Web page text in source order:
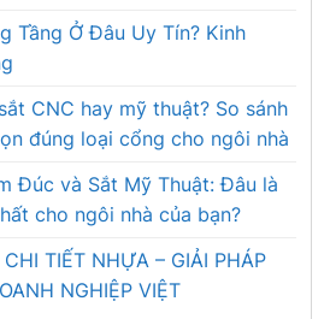
Tầng Ở Đâu Uy Tín? Kinh
CNC hay mỹ thuật? So sánh
đúng loại cổng cho ngôi nhà
Đúc và Sắt Mỹ Thuật: Đâu là
cho ngôi nhà của bạn?
TIẾT NHỰA – GIẢI PHÁP
NGHIỆP VIỆT